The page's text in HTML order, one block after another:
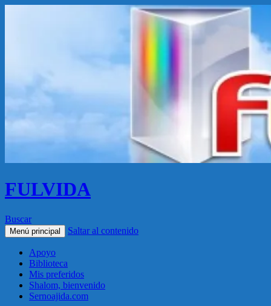
FULVIDA
Buscar
Menú principal Saltar al contenido
Apoyo
Biblioteca
Mis preferidos
Shalom, bienvenido
Sernoajida.com